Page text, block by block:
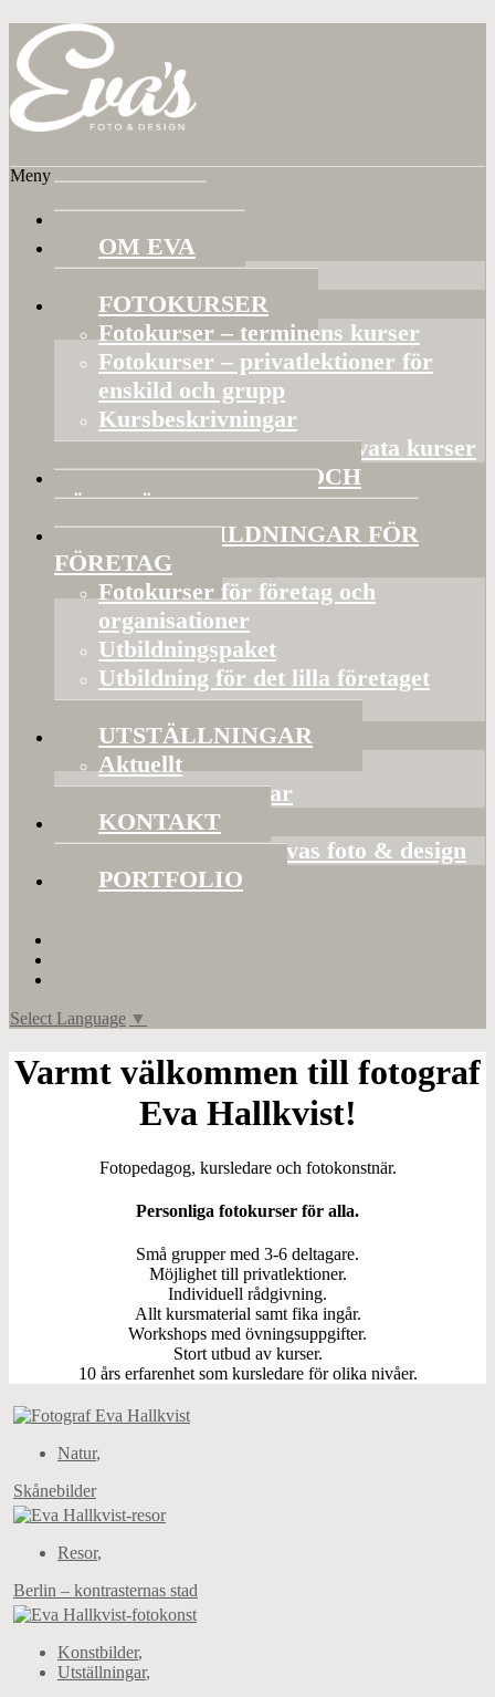
Meny
HEM
OM EVA
Referenser
FOTOKURSER
Fotokurser – terminens kurser
Fotokurser – privatlektioner för
enskild och grupp
Kursbeskrivningar
Gruppaktiviteter och privata kurser
BILDVISNINGAR OCH
FÖRELÄSNINGAR
FOTOUTBILDNINGAR FÖR
FÖRETAG
Fotokurser för företag och
organisationer
Utbildningspaket
Utbildning för det lilla företaget
Bildorganisering
UTSTÄLLNINGAR
Aktuellt
Mina utställningar
KONTAKT
Presentkort hos Evas foto & design
PORTFOLIO
Select Language ▼
Varmt välkommen till fotograf
Eva Hallkvist!
Fotopedagog, kursledare och fotokonstnär.
Personliga fotokurser för alla.
Små grupper med 3-6 deltagare.
Möjlighet till privatlektioner.
Individuell rådgivning.
Allt kursmaterial samt fika ingår.
Workshops med övningsuppgifter.
Stort utbud av kurser.
10 års erfarenhet som kursledare för olika nivåer.
Natur,
Skånebilder
Resor,
Berlin – kontrasternas stad
Konstbilder,
Utställningar,